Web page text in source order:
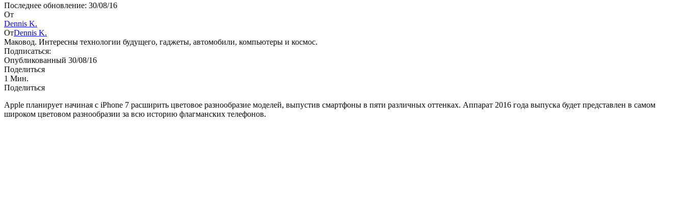
Последнее обновление: 30/08/16
От
Dennis K.
ОтDennis K.
Маковод. Интересны технологии будущего, гаджеты, автомобили, компьютеры и космос.
Подписаться:
Опубликованный 30/08/16
Поделиться
1 Мин.
Поделиться
Apple планирует начиная с iPhone 7 расширить цветовое разнообразие моделей, выпустив смартфоны в пяти различных оттенках. Аппарат 2016 года выпуска будет представлен в самом
широком цветовом разнообразии за всю историю флагманских телефонов.